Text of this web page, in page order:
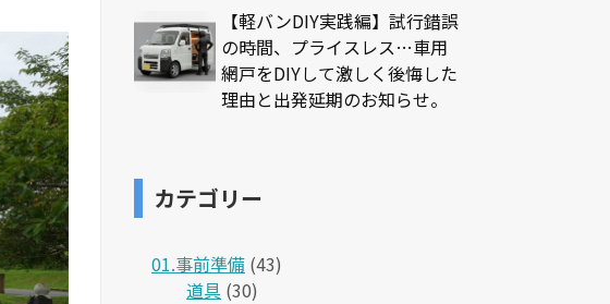
【軽バンDIY実践編】試行錯誤
の時間、プライスレス…車用
網戸をDIYして激しく後悔した
理由と出発延期のお知らせ。
カテゴリー
01.事前準備 (43)
道具 (30)